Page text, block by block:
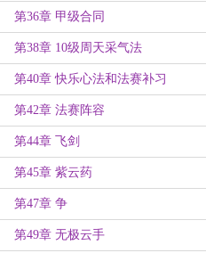
第36章 甲级合同
第38章 10级周天采气法
第40章 快乐心法和法赛补习
第42章 法赛阵容
第44章 飞剑
第45章 紫云药
第47章 争
第49章 无极云手